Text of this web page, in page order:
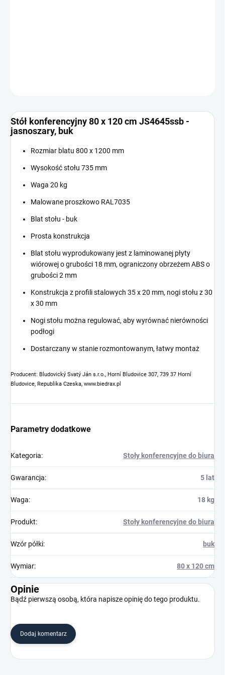
Stół konferencyjny 80 x 120 cm JS4645ssb -
jasnoszary, buk
Rozmiar blatu 800 x 1200 mm
Wysokość stołu 735 mm
Waga 20 kg
Malowane proszkowo RAL7035
Blat stołu - buk
Prosta konstrukcja
Blat stołu wyprodukowany jest z laminowanej płyty
wiórowej o grubości 18 mm, ograniczony obrzeżem ABS o
grubości 2 mm
Konstrukcja z profili stalowych 35 x 20 mm, nogi stołu z 30
x 30 mm
Nogi stołu można regulować, aby wyrównać nierówności
podłogi
Dostarczany w stanie rozmontowanym, łatwy montaż
Producent: Bludovický Svatý Ján s.r.o., Horní Bludovice 307, 739 37 Horní
Bludovice, Republika Czeska, www.biedrax.pl
Parametry dodatkowe
Kategoria: Stoły konferencyjne do biura
Gwarancja: 5 lat
Waga: 18 kg
Produkt: Stoły konferencyjne do biura
Wzór półki: buk
Wymiar: 80 x 120 cm
Opinie
Bądź pierwszą osobą, która napisze opinię do tego produktu.
Dodaj komentarz